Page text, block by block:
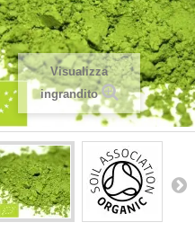
Visualizza
ingrandito